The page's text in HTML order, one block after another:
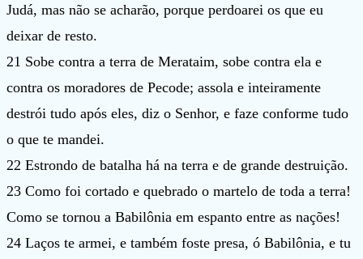
Judá, mas não se acharão, porque perdoarei os que eu
deixar de resto.
21 Sobe contra a terra de Merataim, sobe contra ela e
contra os moradores de Pecode; assola e inteiramente
destrói tudo após eles, diz o Senhor, e faze conforme tudo
o que te mandei.
22 Estrondo de batalha há na terra e de grande destruição.
23 Como foi cortado e quebrado o martelo de toda a terra!
Como se tornou a Babilônia em espanto entre as nações!
24 Laços te armei, e também foste presa, ó Babilônia, e tu